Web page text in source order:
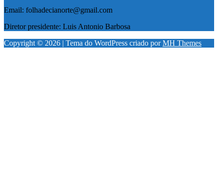
Email: folhadecianorte@gmail.com
Diretor presidente: Luis Antonio Barbosa
Copyright © 2026 | Tema do WordPress criado porMH Themes